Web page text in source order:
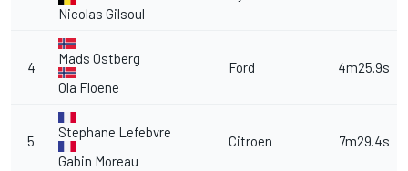
Nicolas Gilsoul
4
Mads Ostberg
Ola Floene
Ford 4m25.9s
5
Stephane Lefebvre
Gabin Moreau
Citroen 7m29.4s